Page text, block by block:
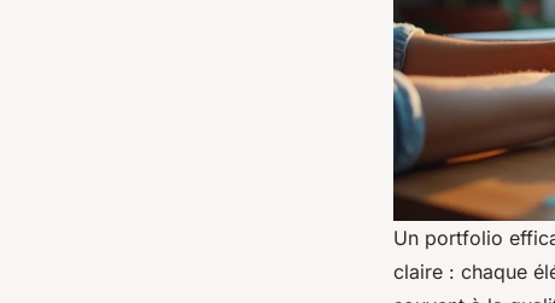
Un portfolio
claire : chaque